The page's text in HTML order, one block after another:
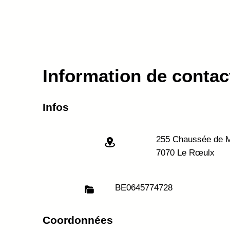
Information de
Infos
255 Chaussée de
7070 Le Rœulx
BE0645774728
Coordonnées